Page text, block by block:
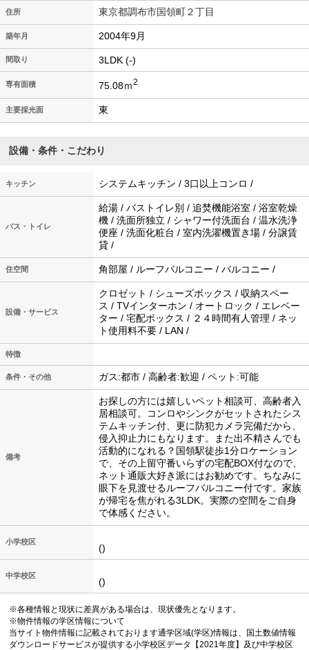
住所 東京都調布市国領町２丁目
築年月 2004年9月
間取り 3LDK (-)
専有面積 75.08ｍ2
主要採光面 東
設備・条件・こだわり
キッチン システムキッチン / 3口以上コンロ /
バス・トイレ
給湯 / バストイレ別 / 追焚機能浴室 / 浴室乾燥
機 / 洗面所独立 / シャワー付洗面台 / 温水洗浄
便座 / 洗面化粧台 / 室内洗濯機置き場 / 分譲賃
貸 /
住空間 角部屋 / ルーフバルコニー / バルコニー /
設備・サービス
クロゼット / シューズボックス / 収納スペー
ス / TVインターホン / オートロック / エレベー
ター / 宅配ボックス / ２４時間有人管理 / ネッ
ト使用料不要 / LAN /
特徴
条件・その他 ガス:都市 / 高齢者:歓迎 / ペット:可能
備考
お探しの方には嬉しいペット相談可、高齢者入
居相談可。コンロやシンクがセットされたシス
テムキッチン付、更に防犯カメラ完備だから、
侵入抑止力にもなります。また出不精さんでも
活動的になれる？国領駅徒歩1分ロケーション
で、その上留守番いらずの宅配BOX付なので、
ネット通販大好き派にはお勧めです。ちなみに
眼下を見渡せるルーフバルコニー付です。家族
が帰宅を焦がれる3LDK。実際の空間をご自身
で体感ください。
小学校区
()
中学校区
()
※各種情報と現状に差異がある場合は、現状優先となります。
※物件情報の学区情報について
当サイト物件情報に記載されております通学区域(学区)情報は、国土数値情報
ダウンロードサービスが提供する小学校区データ【2021年度】及び中学校区